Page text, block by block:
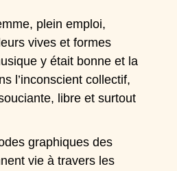
plein emploi,
vives et formes
y était bonne et la
l’inconscient collectif,
libre et surtout
graphiques des
vie à travers les